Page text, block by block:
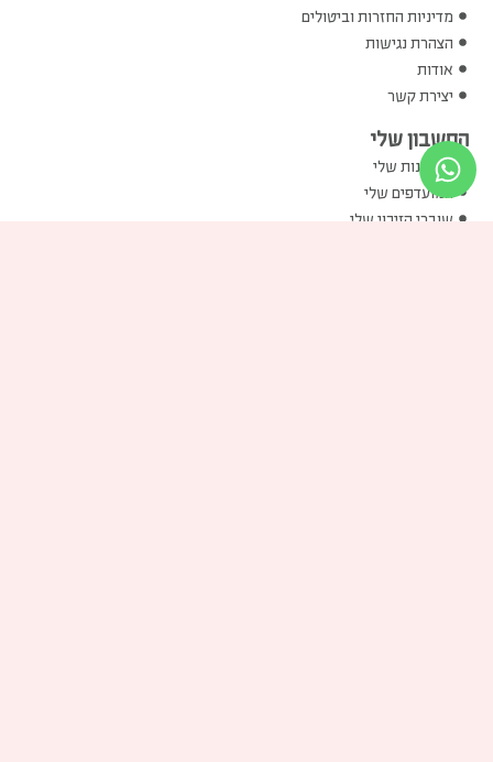
מדיניות החזרות וביטולים
הצהרת נגישות
אודות
יצירת קשר
החשבון שלי
ההזמנות שלי
המועדפים שלי
שוברי הזיכוי שלי